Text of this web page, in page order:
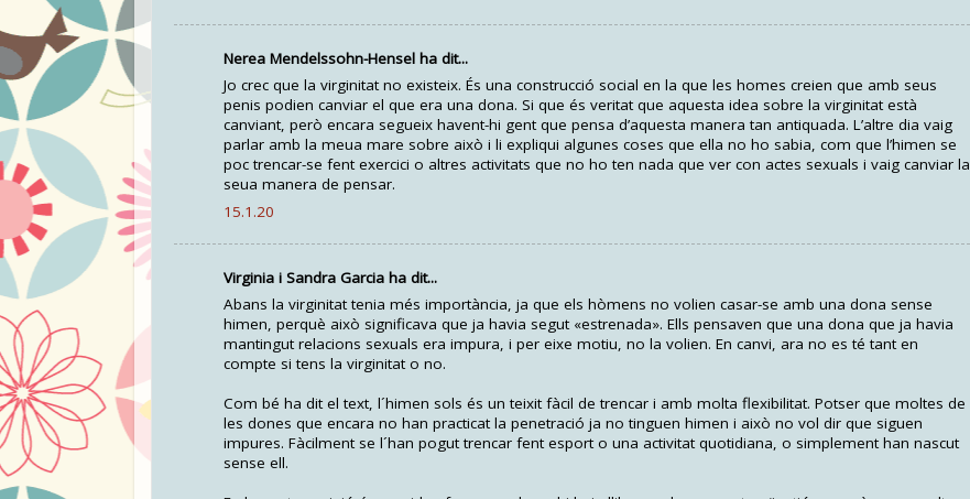
Nerea Mendelssohn-Hensel ha dit...
Jo crec que la virginitat no existeix. És una construcció social en la que les homes creien que amb seus
penis podien canviar el que era una dona. Si que és veritat que aquesta idea sobre la virginitat està
canviant, però encara segueix havent-hi gent que pensa d’aquesta manera tan antiquada. L’altre dia vaig
parlar amb la meua mare sobre això i li expliqui algunes coses que ella no ho sabia, com que l’himen se
poc trencar-se fent exercici o altres activitats que no ho ten nada que ver con actes sexuals i vaig canviar la
seua manera de pensar.
15.1.20
Virginia i Sandra Garcia ha dit...
Abans la virginitat tenia més importància, ja que els hòmens no volien casar-se amb una dona sense
himen, perquè això significava que ja havia segut «estrenada». Ells pensaven que una dona que ja havia
mantingut relacions sexuals era impura, i per eixe motiu, no la volien. En canvi, ara no es té tant en
compte si tens la virginitat o no.
Com bé ha dit el text, l´himen sols és un teixit fàcil de trencar i amb molta flexibilitat. Potser que moltes de
les dones que encara no han practicat la penetració ja no tinguen himen i això no vol dir que siguen
impures. Fàcilment se l´han pogut trencar fent esport o una activitat quotidiana, o simplement han nascut
sense ell.